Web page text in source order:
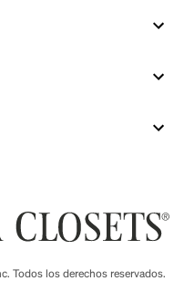
Todos los derechos reservados.